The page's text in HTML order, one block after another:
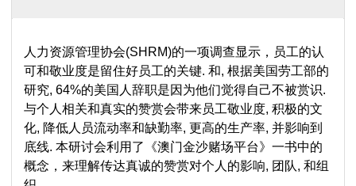
人力资源管理协会(SHRM)的一项调查显示，员工的认
可和敬业度是留住好员工的关键. 和, 根据美国劳工部的
研究, 64%的美国人辞职是因为他们觉得自己不被赏识.
与个人相关和真实的赞赏会带来员工敬业度, 积极的文
化, 降低人员流动率和缺勤率, 更高的生产率, 并影响到
底线. 本研讨会利用了《澳门金沙赌场平台》一书中的
概念，来理解传达真诚的赞赏对个人的影响, 团队, 和组